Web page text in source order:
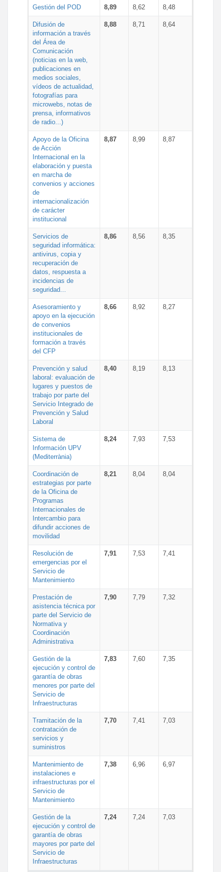
Gestión del POD 8,89 8,62 8,48
Difusión de
información a través
del Área de
Comunicación
(noticias en la web,
publicaciones en
medios sociales,
vídeos de actualidad,
fotografías para
microwebs, notas de
prensa, informativos
de radio...)
8,88 8,71 8,64
Apoyo de la Oficina
de Acción
Internacional en la
elaboración y puesta
en marcha de
convenios y acciones
de
internacionalización
de carácter
institucional
8,87 8,99 8,87
Servicios de
seguridad informática:
antivirus, copia y
recuperación de
datos, respuesta a
incidencias de
seguridad...
8,86 8,56 8,35
Asesoramiento y
apoyo en la ejecución
de convenios
institucionales de
formación a través
del CFP
8,66 8,92 8,27
Prevención y salud
laboral: evaluación de
lugares y puestos de
trabajo por parte del
Servicio Integrado de
Prevención y Salud
Laboral
8,40 8,19 8,13
Sistema de
Información UPV
(Mediterrània)
8,24 7,93 7,53
Coordinación de
estrategias por parte
de la Oficina de
Programas
Internacionales de
Intercambio para
difundir acciones de
movilidad
8,21 8,04 8,04
Resolución de
emergencias por el
Servicio de
Mantenimiento
7,91 7,53 7,41
Prestación de
asistencia técnica por
parte del Servicio de
Normativa y
Coordinación
Administrativa
7,90 7,79 7,32
Gestión de la
ejecución y control de
garantía de obras
menores por parte del
Servicio de
Infraestructuras
7,83 7,60 7,35
Tramitación de la
contratación de
servicios y
suministros
7,70 7,41 7,03
Mantenimiento de
instalaciones e
infraestructuras por el
Servicio de
Mantenimiento
7,38 6,96 6,97
Gestión de la
ejecución y control de
garantía de obras
mayores por parte del
Servicio de
Infraestructuras
7,24 7,24 7,03